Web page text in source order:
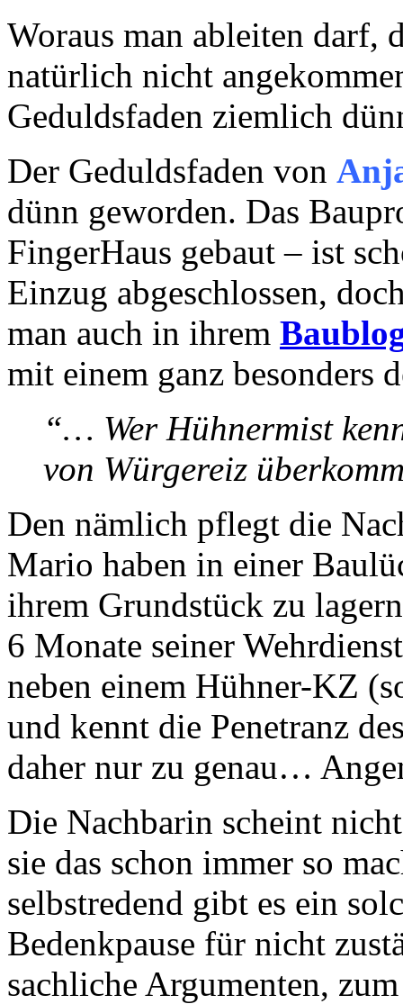
Woraus man ableiten darf,
natürlich nicht
Geduldsfaden ziemlich
Der Geduldsfaden von
dünn geworden. Das
FingerHaus gebaut – ist
Einzug abgeschlossen,
man auch in ihrem
mit einem ganz besonders
“… Wer Hühnermist
von Würgereiz
Den nämlich pflegt die
Mario haben in einer
ihrem Grundstück zu
6 Monate seiner
neben einem Hühner-KZ
und kennt die Penetranz
daher nur zu genau…
Die Nachbarin scheint
sie das schon immer so
selbstredend gibt es ein
Bedenkpause für nicht
sachliche Argumenten,